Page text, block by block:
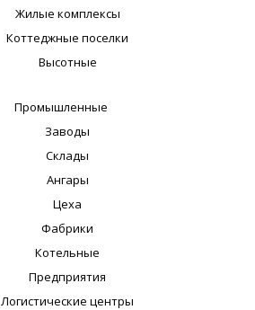
Жилые комплексы
Коттеджные поселки
Высотные
Промышленные
Заводы
Склады
Ангары
Цеха
Фабрики
Котельные
Предприятия
Логистические центры